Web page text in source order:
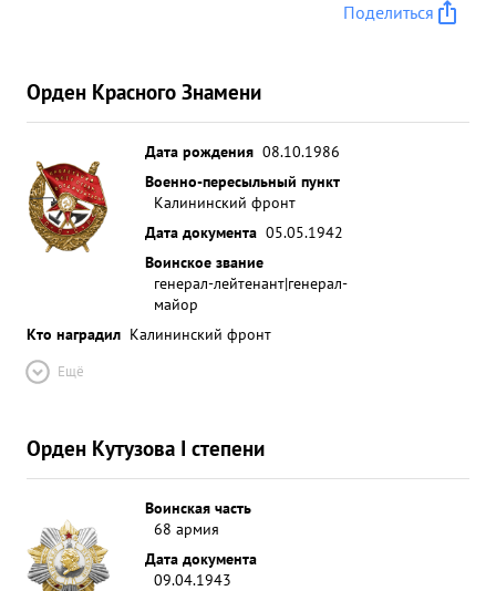
ЖУРАВЛЕВА уничтожил сотни солдат и офицеров
людского состава и вооружения. ...»
Поделиться
Орден Красного Знамени
Дата рождения 08.10.1986
Военно-пересыльный пункт
Калининский фронт
Дата документа 05.05.1942
Воинское звание
генерал-лейтенант|генерал-
майор
Кто наградил Калининский фронт
Ещё
Орден Кутузова I степени
Воинская часть
68 армия
Дата документа
09.04.1943